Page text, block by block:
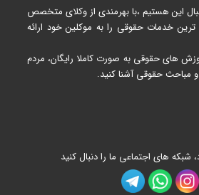
این هستیم ،با بهرمندی از وکلای متخصص
ترین خدمات حقوقی را به موکلین خود ارائه
های حقوقی به صورت کاملا رایگان، مردم
و مباحث حقوقی آشنا کنید.
های اجتماعی ما را دنبال کنید